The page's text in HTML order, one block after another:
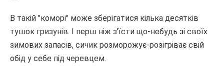
В такій "коморі" може зберігатися кілька десятків
тушок гризунів. І перш ніж з’їсти що-небудь зі своїх
зимових запасів, сичик розморожує-розігріває свій
обід у себе під черевцем.